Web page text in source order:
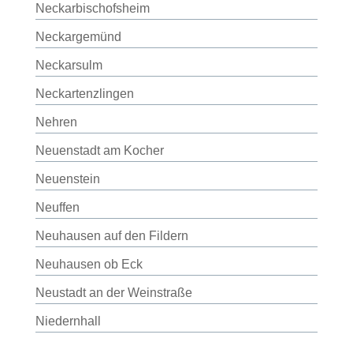
Neckarbischofsheim
Neckargemünd
Neckarsulm
Neckartenzlingen
Nehren
Neuenstadt am Kocher
Neuenstein
Neuffen
Neuhausen auf den Fildern
Neuhausen ob Eck
Neustadt an der Weinstraße
Niedernhall